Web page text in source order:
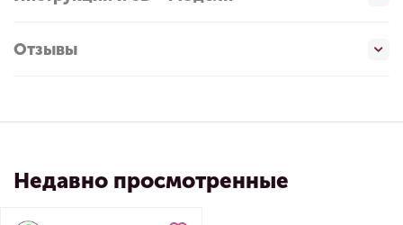
Отзывы
Недавно просмотренные